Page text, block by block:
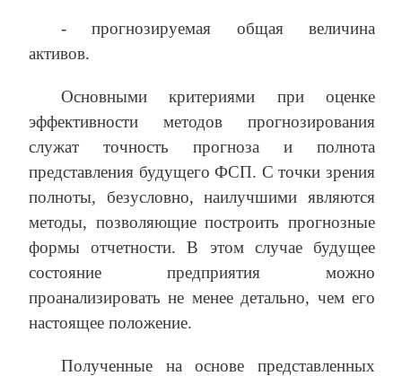
‑ прогнозируемая общая величина
активов.
Основными критериями при оценке
эффективности методов прогнозирования
служат точность прогноза и полнота
представления будущего ФСП. С точки зрения
полноты, безусловно, наилучшими являются
методы, позволяющие построить прогнозные
формы отчетности. В этом случае будущее
состояние предприятия можно
проанализировать не менее детально, чем его
настоящее положение.
Полученные на основе представленных